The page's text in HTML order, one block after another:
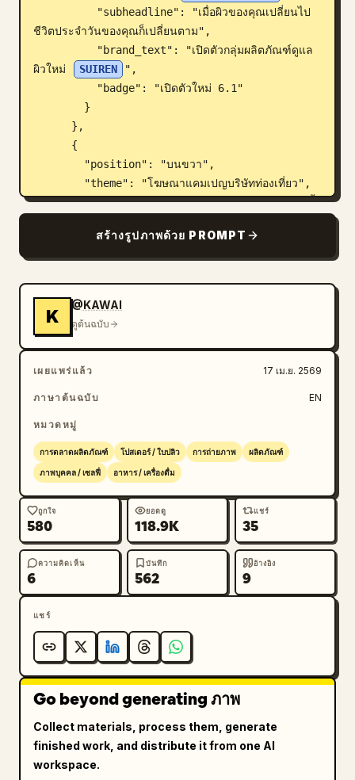
ชีวิตประจำวันของคุณก็เปลี่ยนตาม",
ผิวใหม่
SUIREN
",
        "visuals": "ภาพด้านหลังของหญิงสาวสวมเสื้อ
ทะเลสาบในยุโรปที่มีภูเขาและยอดโบสถ์ มีภาพประกอบ
เครื่องบินลำเล็กบนท้องฟ้า",
          "english_script": "Find your
Journey",
          "subheadline": "ทิวทัศน์ที่คุณไม่เคยเห็น
กำลังรอคุณอยู่",
          "badge": "เฉพาะตอนนี้เท่านั้น! ลดสูงสุด
          "bottom_bar": "แคมเปญยุโรปช่วงต้นฤดู
ร้อน | ดูรายละเอียดที่นี่ >"
        }
      {
        "position": "ล่างซ้าย",
        "theme": "โฆษณาผลิตภัณฑ์อาหารแบบ
ดั้งเดิม",
        "visuals": "ภาพระยะใกล้ของชามข้าวสวย
กำลังเทซอสถั่วเหลืองหรือดาชิจากเหยือกเซรามิกใบเล็ก มี
ซองผลิตภัณฑ์กระดาษคราฟต์วางอยู่ที่มุมซ้ายล่าง",
        "copy": {
          "headline": "
毎日のごはんを、もっと美味しく。 ",
          "features": "ไม่ใส่สารปรุงแต่งรสหรือวัตถุ
กันเสีย | รสอูมามิจากวัตถุดิบแท้ๆ",
          "badge": "แพ็กดาชิบรรจุ 30 ซอง"
สร้างรูปภาพด้วย PROMPT
K
@KAWAI
ดูต้นฉบับ
เผยแพร่แล้ว 17 เม.ย. 2569
ภาษาต้นฉบับ EN
หมวดหมู่
การตลาดผลิตภัณฑ์ โปสเตอร์ / ใบปลิว การถ่ายภาพ ผลิตภัณฑ์
ภาพบุคคล / เซลฟี่ อาหาร / เครื่องดื่ม
ถูกใจ
580
ยอดดู
118.9K
แชร์
35
ความคิดเห็น
6
บันทึก
562
อ้างอิง
9
แชร์
Go beyond generating ภาพ
Collect materials, process them, generate
finished work, and distribute it from one AI
workspace.